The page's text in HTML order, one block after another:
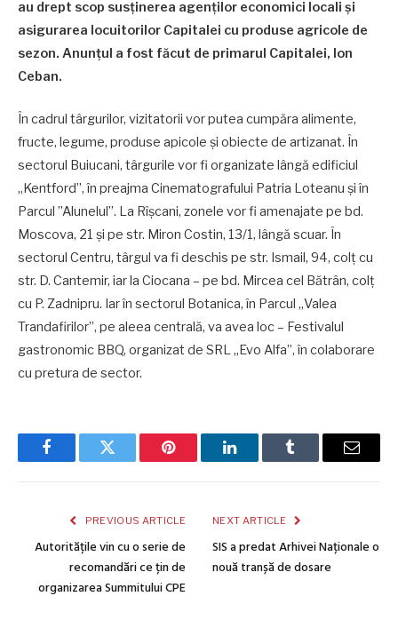
au drept scop susținerea agenților economici locali și
asigurarea locuitorilor Capitalei cu produse agricole de
sezon. Anunțul a fost făcut de primarul Capitalei, Ion
Ceban.
În cadrul târgurilor, vizitatorii vor putea cumpăra alimente,
fructe, legume, produse apicole și obiecte de artizanat. În
sectorul Buiucani, târgurile vor fi organizate lângă edificiul
„Kentford”, în preajma Cinematografului Patria Loteanu și în
Parcul ”Alunelul”. La Rîșcani, zonele vor fi amenajate pe bd.
Moscova, 21 și pe str. Miron Costin, 13/1, lângă scuar. În
sectorul Centru, târgul va fi deschis pe str. Ismail, 94, colț cu
str. D. Cantemir, iar la Ciocana – pe bd. Mircea cel Bătrân, colț
cu P. Zadnipru. Iar în sectorul Botanica, în Parcul „Valea
Trandafirilor”, pe aleea centrală, va avea loc – Festivalul
gastronomic BBQ, organizat de SRL „Evo Alfa”, în colaborare
cu pretura de sector.
FacebookTwitter Pinterest LinkedInTumblr Email
PREVIOUS ARTICLE
Autoritățile vin cu o serie de
recomandări ce țin de
organizarea Summitului CPE
NEXT ARTICLE
SIS a predat Arhivei Naționale o
nouă tranșă de dosare